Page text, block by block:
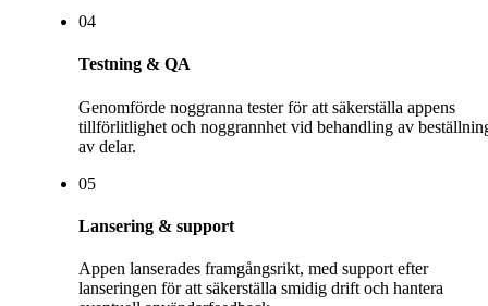
04
Testning & QA
Genomförde noggranna tester för att säkerställa appens
tillförlitlighet och noggrannhet vid behandling av
av delar.
05
Lansering & support
Appen lanserades framgångsrikt, med support efter
lanseringen för att säkerställa smidig drift och hantera